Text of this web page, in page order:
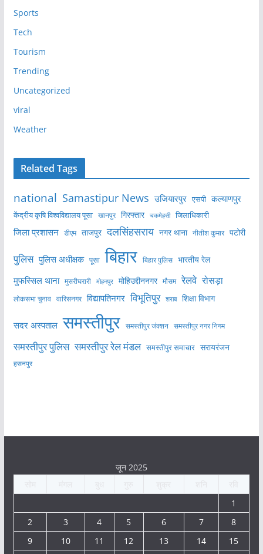
Sports
Tech
Tourism
Trending
Uncategorized
viral
Weather
Related Tags
national Samastipur News उजियारपुर एसपी कल्याणपुर
केंद्रीय कृषि विश्वविद्यालय पूसा खानपुर गिरफ्तार चकमेहसी जिलाधिकारी
जिला प्रशासन डीएम ताजपुर दलसिंहसराय नगर थाना नीतीश कुमार पटोरी
पुलिस पुलिस अधीक्षक पूसा बिहार बिहार पुलिस भारतीय रेल
मुफस्सिल थाना मुसरीघरारी मोहनपुर मोहिउद्दीननगर मौसम रेलवे रोसड़ा
लोकसभा चुनाव वारिसनगर विद्यापतिनगर विभूतिपुर शराब शिक्षा विभाग
सदर अस्पताल समस्तीपुर समस्तीपुर जंक्शन समस्तीपुर नगर निगम
समस्तीपुर पुलिस समस्तीपुर रेल मंडल समस्तीपुर समाचार सरायरंजन
हसनपुर
जून 2025
1
2
3 4 5 6 7
8
9
10 11 12 13 14 15